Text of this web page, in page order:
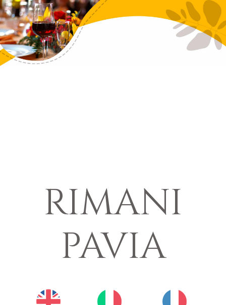
RIMANI
PAVIA